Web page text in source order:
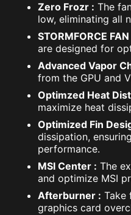
Zero Frozr : The
low, eliminating all
STORMFORCE FAN
are designed for
Advanced Vapor
from the GPU and
Optimzed Heat
maximize heat
Optimized Fin
dissipation,
performance.
MSI Center : The
and optimize MSI
Afterburner : Take
graphics card